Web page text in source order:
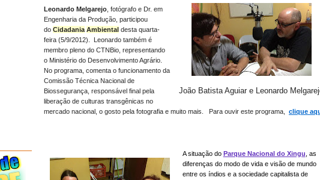
João Batista Aguiar e Leonardo
Leonardo Melgarejo , fotógrafo e Dr. em
Engenharia da Produção, participou
do Cidadania Ambiental desta quarta-
feira (5/9/2012). Leonardo também é
membro pleno do CTNBio, representando
o Ministério do Desenvolvimento Agrário.
No programa, comenta o funcionamento da
Comissão Técnica Nacional de
Biossegurança, responsável final pela
liberação de culturas transgênicas no
mercado nacional, o gosto pela fotografia e muito mais.
Para ouvir este programa, clique
A situação do Parque Nacional do Xingu , as
diferenças do modo de vida e visão de mundo
entre os índios e a sociedade capitalista de